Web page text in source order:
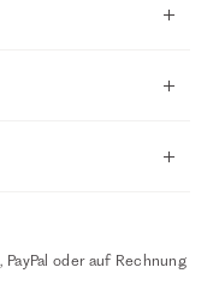
oder auf Rechnung